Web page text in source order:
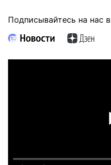
Подписывайтесь на нас в